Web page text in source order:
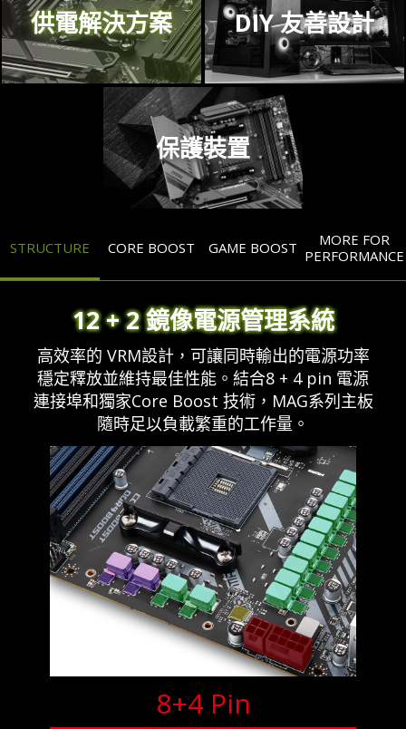
供電解決方案 DIY 友善設計
保護裝置
STRUCTURE CORE BOOST GAME BOOST
MORE FOR
PERFORMANCE
12 + 2 鏡像電源管理系統
高效率的 VRM設計，可讓同時輸出的電源功率
穩定釋放並維持最佳性能。結合8 + 4 pin 電源
連接埠和獨家Core Boost 技術，MAG系列主板
隨時足以負載繁重的工作量。
8+4 Pin